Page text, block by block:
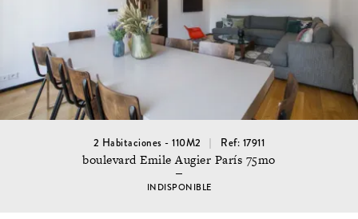
2 Habitaciones - 110M2 Ref: 17911
boulevard Emile Augier París 75mo
INDISPONIBLE